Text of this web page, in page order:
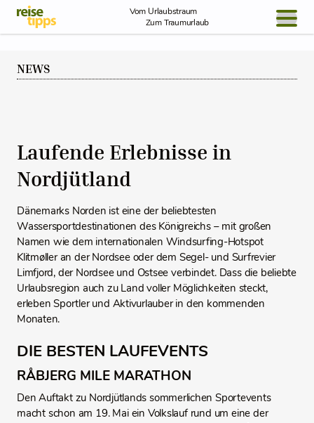
Skip to Content
Vom Urlaubstraum
Zum Traumurlaub
NEWS
Laufende Erlebnisse in
Nordjütland
Dänemarks Norden ist eine der beliebtesten
Wassersportdestinationen des Königreichs – mit großen
Namen wie dem internationalen Windsurfing-Hotspot
Klitmøller an der Nordsee oder dem Segel- und Surfrevier
Limfjord, der Nordsee und Ostsee verbindet. Dass die beliebte
Urlaubsregion auch zu Land voller Möglichkeiten steckt,
erleben Sportler und Aktivurlauber in den kommenden
Monaten.
DIE BESTEN LAUFEVENTS
RÅBJERG MILE MARATHON
Den Auftakt zu Nordjütlands sommerlichen Sportevents
macht schon am 19. Mai ein Volkslauf rund um eine der